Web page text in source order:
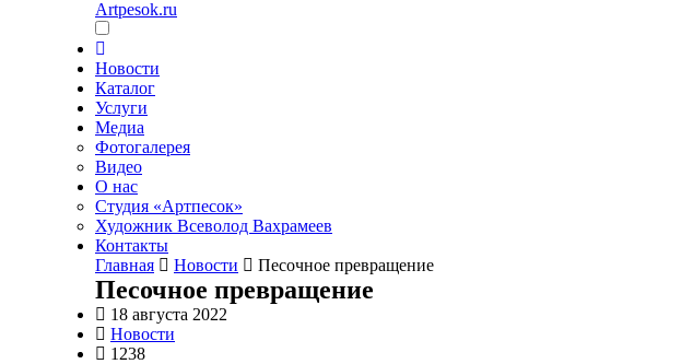
Artpesok.ru
Новости
Каталог
Услуги
Медиа
Фотогалерея
Видео
О нас
Студия «Артпесок»
Художник Всеволод Вахрамеев
Контакты
Главная
Новости Песочное превращение
Песочное превращение
18 августа 2022
Новости
1238